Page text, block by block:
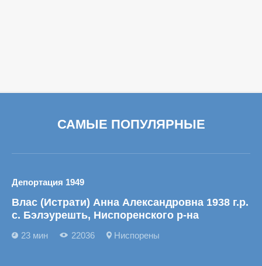
САМЫЕ ПОПУЛЯРНЫЕ
Депортация 1949
Влас (Истрати) Анна Александровна 1938 г.р.
с. Бэлэурешть, Ниспоренского р-на
23 мин 22036 Ниспорены